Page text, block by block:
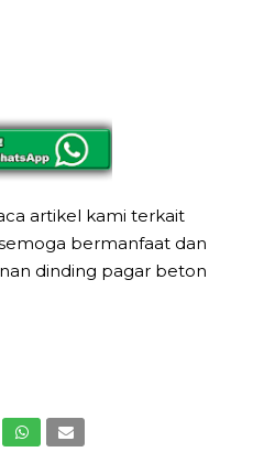
artikel kami terkait
bermanfaat dan
dinding pagar beton